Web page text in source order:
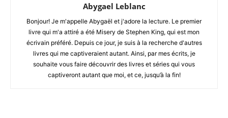
Abygael Leblanc
Bonjour! Je m'appelle Abygaël et j'adore la lecture. Le premier
livre qui m'a attiré a été Misery de Stephen King, qui est mon
écrivain préféré. Depuis ce jour, je suis à la recherche d'autres
livres qui me captiveraient autant. Ainsi, par mes écrits, je
souhaite vous faire découvrir des livres et séries qui vous
captiveront autant que moi, et ce, jusqu’à la fin!